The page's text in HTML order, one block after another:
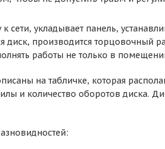
сети, укладывает панель,
диск, производится торцовочный
работы не только в
на табличке, которая
и количество оборотов диска.